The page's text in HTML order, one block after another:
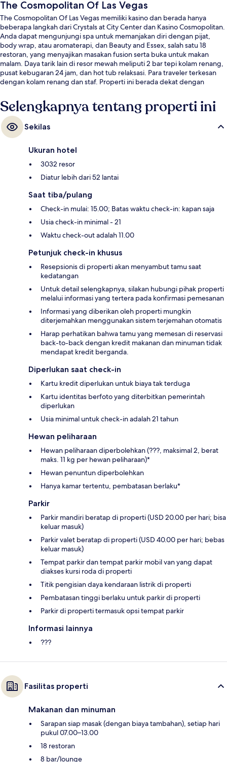
The Cosmopolitan Of Las Vegas
The Cosmopolitan Of Las Vegas memiliki kasino dan berada hanya
beberapa langkah dari Crystals at City Center dan Kasino Cosmopolitan.
Anda dapat mengunjungi spa untuk memanjakan diri dengan pijat,
body wrap, atau aromaterapi, dan Beauty and Essex, salah satu 18
restoran, yang menyajikan masakan fusion serta buka untuk makan
malam. Daya tarik lain di resor mewah meliputi 2 bar tepi kolam renang,
pusat kebugaran 24 jam, dan hot tub relaksasi. Para traveler terkesan
dengan kolam renang dan staf. Properti ini berada dekat dengan
13 menit dan Stasiun Flamingo - Caesars Palace Monorail berjarak 14
menit.
Selengkapnya tentang properti ini
Sekilas
Ukuran hotel
3032 resor
Diatur lebih dari 52 lantai
Saat tiba/pulang
Check-in mulai: 15.00; Batas waktu check-in: kapan saja
Usia check-in minimal - 21
Waktu check-out adalah 11.00
Petunjuk check-in khusus
Resepsionis di properti akan menyambut tamu saat
kedatangan
Untuk detail selengkapnya, silakan hubungi pihak properti
melalui informasi yang tertera pada konfirmasi pemesanan
Informasi yang diberikan oleh properti mungkin
diterjemahkan menggunakan sistem terjemahan otomatis
Harap perhatikan bahwa tamu yang memesan di reservasi
back-to-back dengan kredit makanan dan minuman tidak
mendapat kredit berganda.
Diperlukan saat check-in
Kartu kredit diperlukan untuk biaya tak terduga
Kartu identitas berfoto yang diterbitkan pemerintah
diperlukan
Usia minimal untuk check-in adalah 21 tahun
Hewan peliharaan
Hewan peliharaan diperbolehkan (???, maksimal 2, berat
maks. 11 kg per hewan peliharaan)*
Hewan penuntun diperbolehkan
Hanya kamar tertentu, pembatasan berlaku*
Parkir
Parkir mandiri beratap di properti (USD 20.00 per hari; bisa
keluar masuk)
Parkir valet beratap di properti (USD 40.00 per hari; bebas
keluar masuk)
Tempat parkir dan tempat parkir mobil van yang dapat
diakses kursi roda di properti
Titik pengisian daya kendaraan listrik di properti
Pembatasan tinggi berlaku untuk parkir di properti
Parkir di properti termasuk opsi tempat parkir
Informasi lainnya
???
Fasilitas properti
Makanan dan minuman
Sarapan siap masak (dengan biaya tambahan), setiap hari
pukul 07.00–13.00
18 restoran
8 bar/lounge